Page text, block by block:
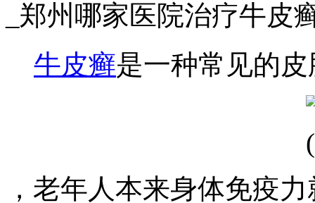
_郑州哪家医院治疗牛皮
牛皮癣是一种常见的
，老年人本来身体免疫